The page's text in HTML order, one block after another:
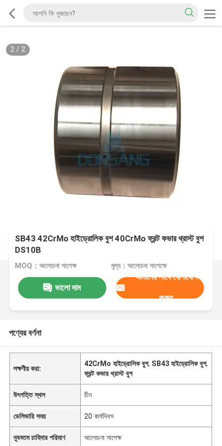
2/ 2
SB43 42CrMo হাইড্রোলিক বুশ 40CrMo ফ্রন্ট কভার থ্রাস্ট বুশ
DS10B
MOQ：আলোচনা সাপেক্ষ মূল্য：আলোচনা সাপেক্ষে
ভালো দাম
আমাদের সাথে যোগাযোগ
করুন
পণ্যের বর্ণনা
লক্ষণীয় করা:
42CrMo হাইড্রোলিক বুশ, SB43 হাইড্রোলিক বুশ,
ফ্রন্ট কভার থ্রাস্ট বুশ
উৎপত্তি স্থল চীন
ডেলিভারি সময় 20 কার্যদিবস
ন্যূনতম চাহিদার পরিমাণ আলোচনা সাপেক্ষ